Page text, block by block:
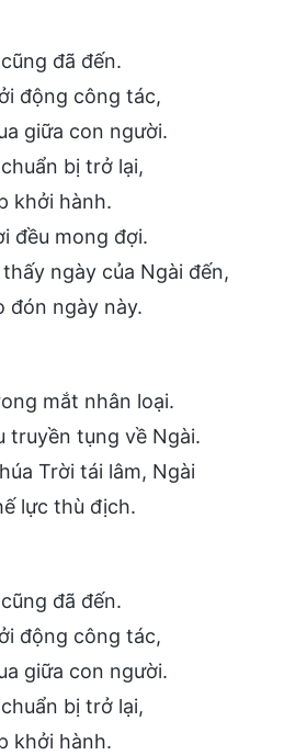
đã đến.
động công tác,
giữa con người.
bị trở lại,
khởi hành.
đều mong đợi.
ngày của Ngài đến,
đón ngày này.
mắt nhân loại.
truyền tụng về Ngài.
Trời tái lâm, Ngài
lực thù địch.
đã đến.
động công tác,
giữa con người.
bị trở lại,
khởi hành.